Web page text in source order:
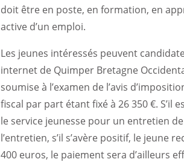
doit être en poste, en formation, en
active d’un emploi.
Les jeunes intéressés peuvent
internet de Quimper Bretagne
soumise à l’examen de l’avis
fiscal par part étant fixé à 26 350 €. S’il
le service jeunesse pour un entretien
l’entretien, s’il s’avère positif, le jeune
400 euros, le paiement sera d’ailleurs